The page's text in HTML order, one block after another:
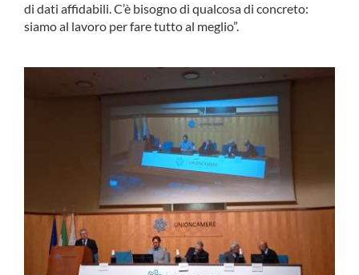
di dati affidabili. C’è bisogno di qualcosa di concreto:
siamo al lavoro per fare tutto al meglio”.